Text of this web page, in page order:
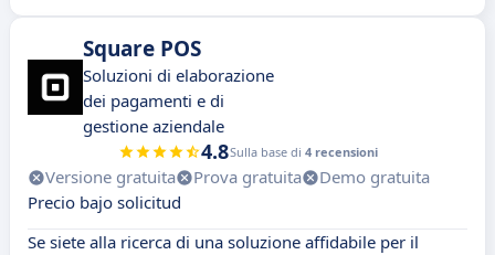
Square POS
Soluzioni di elaborazione
dei pagamenti e di
gestione aziendale
4.8Sulla base di 4 recensioni
Versione gratuita Prova gratuita
Demo gratuita
Precio bajo solicitud
Se siete alla ricerca di una soluzione affidabile per il